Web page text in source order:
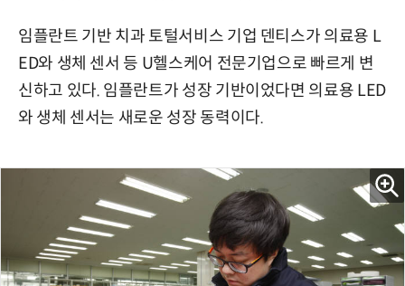
임플란트 기반 치과 토털서비스 기업 덴티스가 의료용 L
ED와 생체 센서 등 U헬스케어 전문기업으로 빠르게 변
신하고 있다. 임플란트가 성장 기반이었다면 의료용 LED
와 생체 센서는 새로운 성장 동력이다.